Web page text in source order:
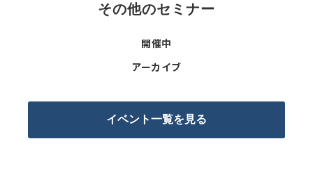
その他のセミナー
開催中
アーカイブ
イベント一覧を見る